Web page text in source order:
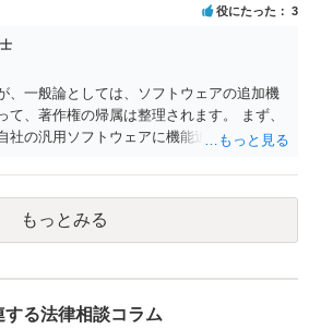
役にたった 3
、一般論としては、ソフトウェアの追加機
て、著作権の帰属は整理されます。 まず、
社の汎用ソフトウェアに機能追加を行った
分を含めたプログラムの著作権は原則とし
利用者が費用を負担している場合でも、そ
移転するわけではありません。 一方、利用
、その追加機能を含むソフトウェアを契約
ダーが他の顧客にも同様の機能を提供でき
もっとみる
る法律相談コラム